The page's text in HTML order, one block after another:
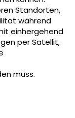
Standorten,
während
einhergehend
per Satellit,
muss.